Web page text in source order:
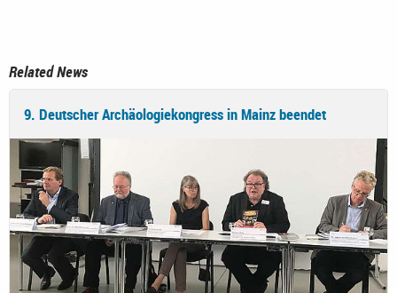
Related News
9. Deutscher Archäologiekongress in Mainz beendet